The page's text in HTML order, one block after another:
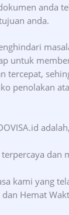
anda
anda.
untuk
tercepat,
penolakan
adalah,
dan
kami yang
dan Hemat